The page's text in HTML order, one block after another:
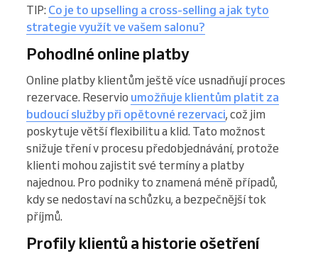
TIP: Co je to upselling a cross-selling a jak tyto
strategie využít ve vašem salonu?
Pohodlné online platby
Online platby klientům ještě více usnadňují proces
rezervace. Reservio umožňuje klientům platit za
budoucí služby při opětovné rezervaci, což jim
poskytuje větší flexibilitu a klid. Tato možnost
snižuje tření v procesu předobjednávání, protože
klienti mohou zajistit své termíny a platby
najednou. Pro podniky to znamená méně případů,
kdy se nedostaví na schůzku, a bezpečnější tok
příjmů.
Profily klientů a historie ošetření